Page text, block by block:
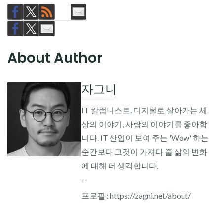
About Author
자그니
IT 칼럼니스트. 디지털로 살아가는 세
상의 이야기, 사람의 이야기를 좋아합
니다. IT 산업이 보여 주는 'Wow' 하는
순간보다 그것이 가져다 줄 삶의 변화
에 대해 더 생각합니다.
--
프로필 : https://zagni.net/about/